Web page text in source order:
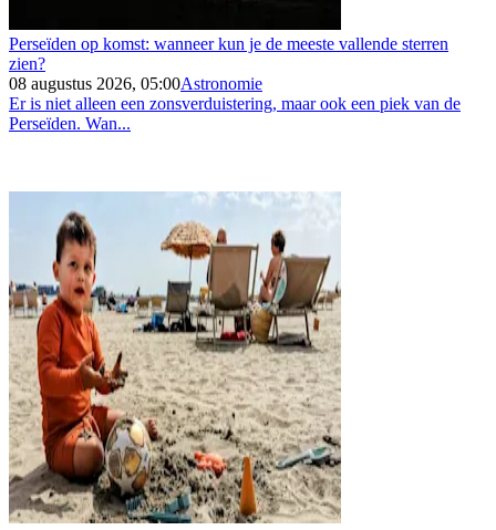
Perseïden op komst: wanneer kun je de meeste vallende sterren
zien?
08 augustus 2026, 05:00Astronomie
Er is niet alleen een zonsverduistering, maar ook een piek van de
Perseïden. Wan...